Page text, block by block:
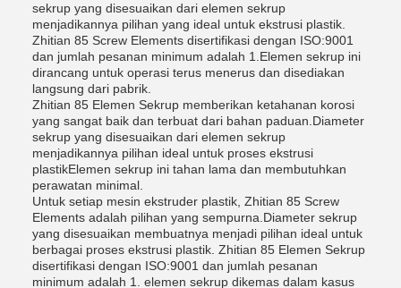
sekrup yang disesuaikan dari elemen sekrup
menjadikannya pilihan yang ideal untuk ekstrusi plastik.
Zhitian 85 Screw Elements disertifikasi dengan ISO:9001
dan jumlah pesanan minimum adalah 1.Elemen sekrup ini
dirancang untuk operasi terus menerus dan disediakan
langsung dari pabrik.
Zhitian 85 Elemen Sekrup memberikan ketahanan korosi
yang sangat baik dan terbuat dari bahan paduan.Diameter
sekrup yang disesuaikan dari elemen sekrup
menjadikannya pilihan ideal untuk proses ekstrusi
plastikElemen sekrup ini tahan lama dan membutuhkan
perawatan minimal.
Untuk setiap mesin ekstruder plastik, Zhitian 85 Screw
Elements adalah pilihan yang sempurna.Diameter sekrup
yang disesuaikan membuatnya menjadi pilihan ideal untuk
berbagai proses ekstrusi plastik. Zhitian 85 Elemen Sekrup
disertifikasi dengan ISO:9001 dan jumlah pesanan
minimum adalah 1. elemen sekrup dikemas dalam kasus